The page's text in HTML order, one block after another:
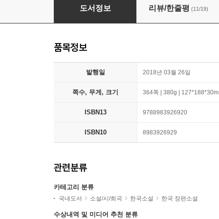
침묵주의보
도서정보 리뷰/한줄평 (11/19)
품목정보
발행일 2018년 03월 26일
쪽수, 무게, 크기 364쪽 | 380g |
ISBN13 9788983926920
ISBN10 8983926929
관련분류
카테고리 분류
국내도서 소설/시/희곡 한국소설 한국 장편소설
수상내역 및 미디어 추천 분류